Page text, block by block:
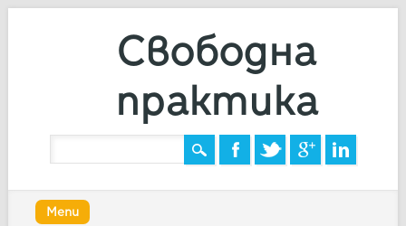
Свободна
практика
Main menu
Menu